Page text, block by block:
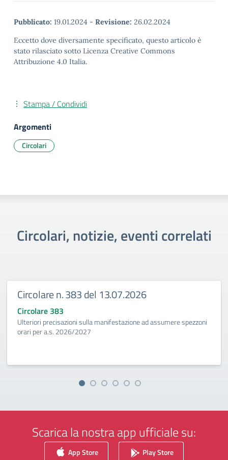
Pubblicato: 19.01.2024 - Revisione: 26.02.2024
Eccetto dove diversamente specificato, questo articolo è
stato rilasciato sotto Licenza Creative Commons
Attribuzione 4.0 Italia.
Stampa / Condividi
Argomenti
Circolari
Circolari, notizie, eventi correlati
Circolare n. 383 del 13.07.2026
Circolare 383
Ulteriori precisazioni sulla manifestazione ad assumere spezzoni
orari per a.s. 2026/2027
Scarica la nostra app ufficiale su:
App Store Play Store